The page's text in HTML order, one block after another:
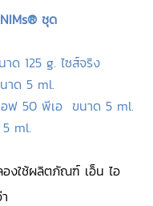
ชุด
ด 125 g. ไซส์จริง
าด 5 ml.
อฟ 50 พีเอ ขนาด 5 ml.
ml.
งใช้ผลิตภัณฑ์ เอ็น ไอ